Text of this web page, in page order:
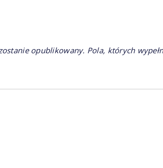
opublikowany. Pola, których